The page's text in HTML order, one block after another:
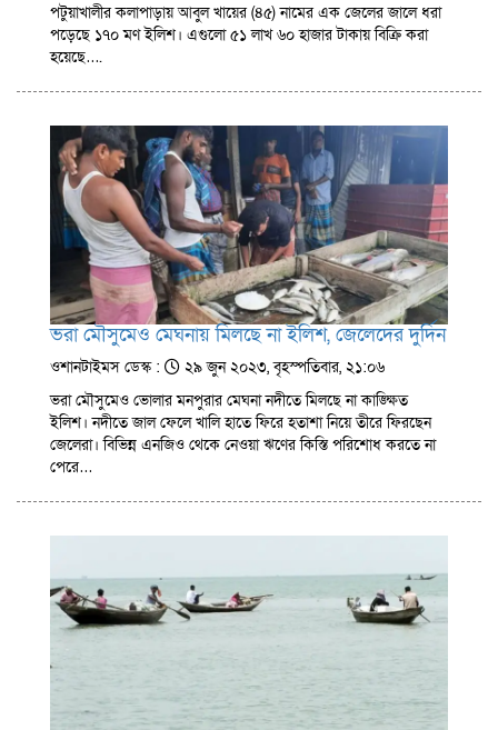
পটুয়াখালীর কলাপাড়ায় আবুল খায়ের (৪৫) নামের এক জেলের জালে ধরা
পড়েছে ১৭০ মণ ইলিশ। এগুলো ৫১ লাখ ৬০ হাজার টাকায় বিক্রি করা
হয়েছে….
ভরা মৌসুমেও মেঘনায় মিলছে না ইলিশ, জেলেদের দুর্দিন
ওশানটাইমস ডেস্ক :
২৯ জুন ২০২৩, বৃহস্পতিবার, ২১:০৬
ভরা মৌসুমেও ভোলার মনপুরার মেঘনা নদীতে মিলছে না কাঙ্ক্ষিত
ইলিশ। নদীতে জাল ফেলে খালি হাতে ফিরে হতাশা নিয়ে তীরে ফিরছেন
জেলেরা। বিভিন্ন এনজিও থেকে নেওয়া ঋণের কিস্তি পরিশোধ করতে না
পেরে…